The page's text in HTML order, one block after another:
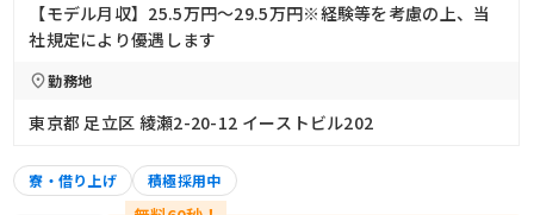
【モデル月収】25.5万円〜29.5万円※経験等を考慮の上、当
社規定により優遇します
勤務地
東京都 足立区 綾瀬2-20-12 イーストビル202
寮・借り上げ 積極採用中